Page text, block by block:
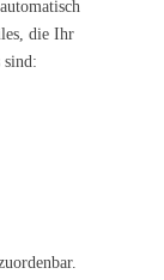
die Ihr
sind: